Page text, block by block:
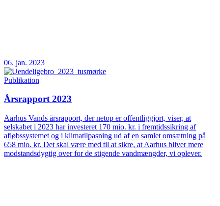
06. jan. 2023
Publikation
Årsrapport 2023
Aarhus Vands årsrapport, der netop er offentliggjort, viser, at
selskabet i 2023 har investeret 170 mio. kr. i fremtidssikring af
afløbssystemet og i klimatilpasning ud af en samlet omsætning på
658 mio. kr. Det skal være med til at sikre, at Aarhus bliver mere
modstandsdygtig over for de stigende vandmængder, vi oplever.